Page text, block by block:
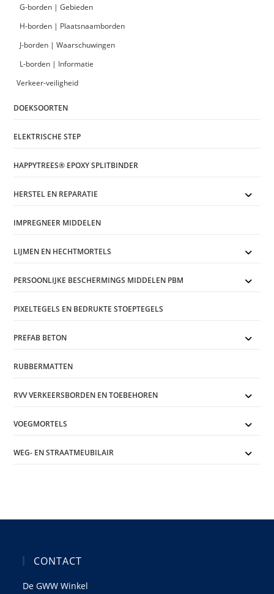
G-borden | Gebieden
H-borden | Plaatsnaamborden
J-borden | Waarschuwingen
L-borden | Informatie
Verkeer-veiligheid
DOEKSOORTEN
ELEKTRISCHE STEP
HAPPYTREES® EPOXY SPLITBINDER
HERSTEL EN REPARATIE
IMPREGNEER MIDDELEN
LIJMEN EN HECHTMORTELS
PERSOONLIJKE BESCHERMINGS MIDDELEN PBM
PIXELTEGELS EN BEDRUKTE STOEPTEGELS
PREFAB BETON
RUBBERMATTEN
RVV VERKEERSBORDEN EN TOEBEHOREN
VOEGMORTELS
WEG- EN STRAATMEUBILAIR
CONTACT
De GWW Winkel